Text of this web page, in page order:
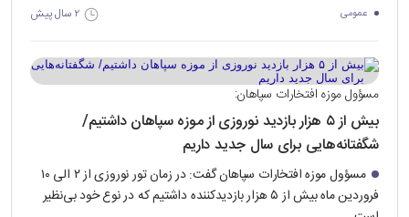
عمومی ۲ سال پیش
مسؤول موزه افتخارات سپاهان:
بیش از ۵ هزار بازدید نوروزی از موزه سپاهان داشتیم/
شگفتانه‌هایی برای سال جدید داریم
مسؤول موزه افتخارات سپاهان گفت: در زمان تور نوروزی از ۲ الی ۱۰
فروردین ماه بیش از ۵ هزار بازدیدکننده داشتیم که در نوع خود بی‌نظیر